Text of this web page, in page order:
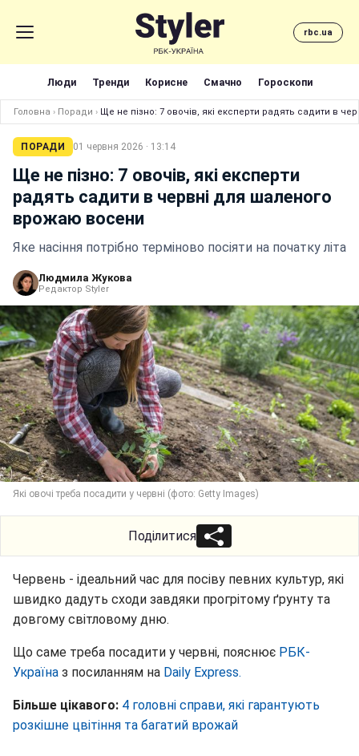
rbc.ua
Люди Тренди Корисне Смачно Гороскопи
Головна › Поради › Ще не пізно: 7 овочів, які експерти радять садити в
ПОРАДИ 01 червня 2026 · 13:14
Ще не пізно: 7 овочів, які експерти
радять садити в червні для шаленого
врожаю восени
Яке насіння потрібно терміново посіяти на початку літа
Людмила Жукова
Редактор Styler
Які овочі треба посадити у червні (фото: Getty Images)
Поділитися
Червень - ідеальний час для посіву певних культур, які
швидко дадуть сходи завдяки прогрітому ґрунту та
довгому світловому дню.
Що саме треба посадити у червні, пояснює РБК-
Україна з посиланням на Daily Express.
Більше цікавого: 4 головні справи, які гарантують
розкішне цвітіння та багатий врожай